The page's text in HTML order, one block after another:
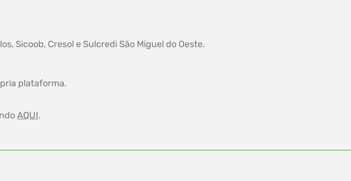
Sicoob, Cresol e Sulcredi São Miguel do Oeste.
plataforma.
AQUI.